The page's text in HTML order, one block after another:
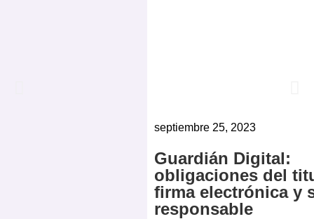
septiembre 25, 2023
Guardián Digital:
obligaciones del
firma electrónica y
responsable